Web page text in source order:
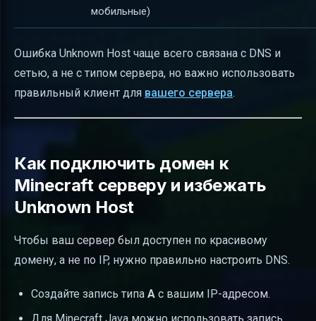
мобильные)
Ошибка Unknown Host чаще всего связана с DNS и
сетью, а не с типом сервера, но важно использовать
правильный клиент для вашего сервера.
Как подключить домен к
Minecraft серверу и избежать
Unknown Host
Чтобы ваш сервер был доступен по красивому
домену, а не по IP, нужно правильно настроить DNS.
Создайте запись типа A с вашим IP-адресом.
Для Minecraft Java можно использовать запись